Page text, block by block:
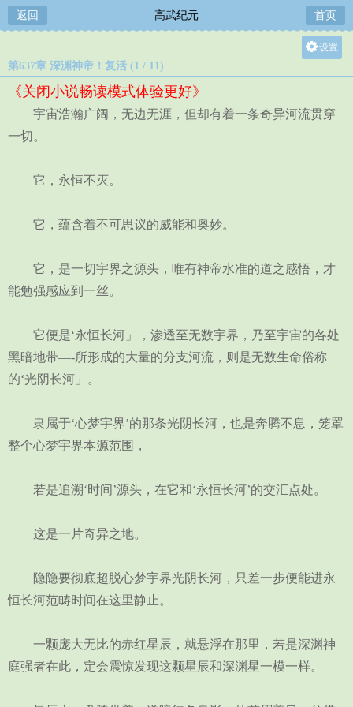
返回 高武纪元 首页
设置
中
第637章 深渊神帝！复活 (1 / 11)
《关闭小说畅读模式体验更好》
宇宙浩瀚广阔，无边无涯，但却有着一条奇异河流贯穿
一切。
它，永恒不灭。
它，蕴含着不可思议的威能和奥妙。
它，是一切宇界之源头，唯有神帝水准的道之感悟，才
能勉强感应到一丝。
它便是‘永恒长河」，渗透至无数宇界，乃至宇宙的各处
黑暗地带—-所形成的大量的分支河流，则是无数生命俗称
的‘光阴长河」。
隶属于‘心梦宇界’的那条光阴长河，也是奔腾不息，笼罩
整个心梦宇界本源范围，
若是追溯‘时间’源头，在它和‘永恒长河’的交汇点处。
这是一片奇异之地。
隐隐要彻底超脱心梦宇界光阴长河，只差一步便能进永
恒长河范畴时间在这里静止。
一颗庞大无比的赤红星辰，就悬浮在那里，若是深渊神
庭强者在此，定会震惊发现这颗星辰和深渊星一模一样。